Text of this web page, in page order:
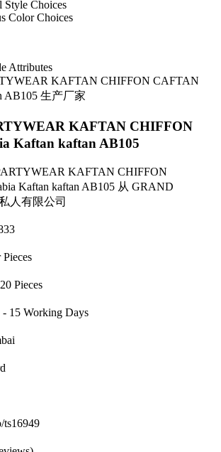
Style Choices
Color Choices
Attributes
KAFTAN CHIFFON
Kaftan kaftan AB105
KAFTAN CHIFFON
Kaftan kaftan AB105 从 GRAND
人有限公司
Pieces
20 Pieces
- 15 Working Days
ts16949